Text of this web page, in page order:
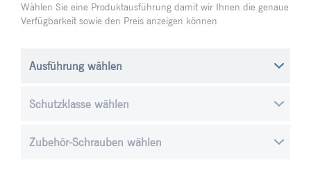
Wählen Sie eine Produktausführung damit wir Ihnen die genaue
Verfügbarkeit sowie den Preis anzeigen können